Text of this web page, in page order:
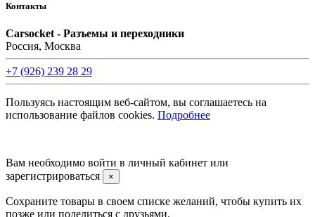
Контакты
Carsocket - Разъемы и переходники
Россия, Москва
+7 (926) 239 28 29
Пользуясь настоящим веб-сайтом, вы соглашаетесь на
использование файлов cookies. Подробнее
Вам необходимо войти в личный кабинет или
зарегистрироваться
×
Сохраните товары в своем списке желаний, чтобы купить их
позже или поделиться с друзьями.